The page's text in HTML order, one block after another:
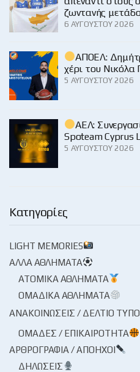
ζωντανής
6 ΑΥΓΟΎΣΤΟΥ 2026
ΑΠΟΕΛ:
χέρι του
5 ΑΥΓΟΎΣΤΟΥ 2026
ΑΕΛ:
Spoteam Cyprus
5 ΑΥΓΟΎΣΤΟΥ 2026
Κατηγορίες
LIGHT MEMORIES
ΆΛΛΑ ΑΘΛΉΜΑΤΑ
ΑΤΟΜΙΚΆ ΑΘΛΉΜΑΤΑ
ΟΜΑΔΙΚΆ ΑΘΛΉΜΑΤΑ
ΑΝΑΚΟΙΝΏΣΕΙΣ / ΔΕΛΤΊΟ
ΟΜΆΔΕΣ / ΕΠΙΚΑΙΡΌΤΗΤΑ
ΑΡΘΡΟΓΡΑΦΊΑ / ΑΠΌΗΧΟΙ
ΔΗΛΏΣΕΙΣ